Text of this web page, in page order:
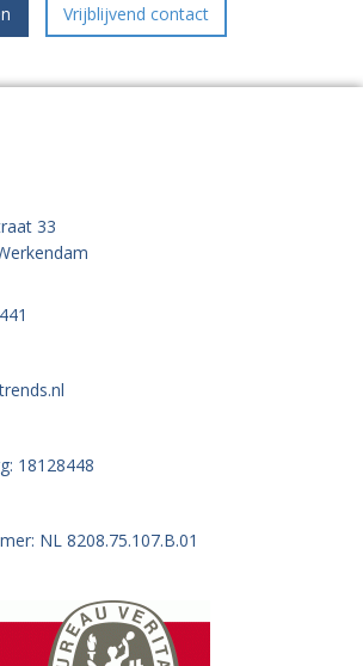
Vrijblijvend contact
33
18128448
NL 8208.75.107.B.01